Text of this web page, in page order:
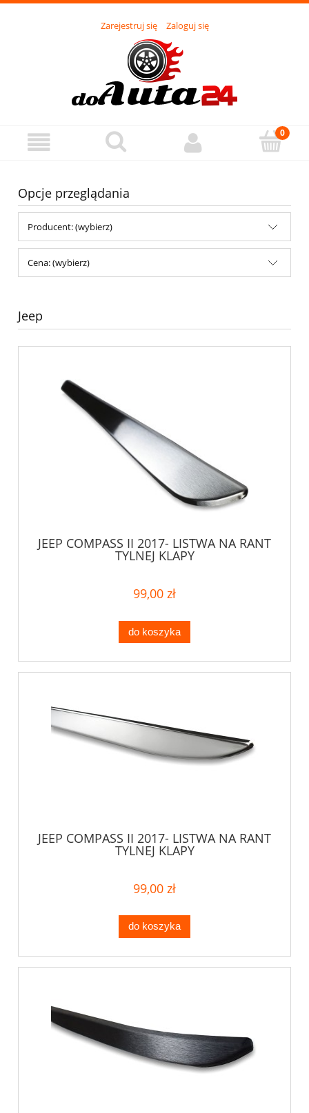
Zarejestruj się Zaloguj się
Opcje przeglądania
Producent: (wybierz)
Cena: (wybierz)
Jeep
JEEP COMPASS II 2017- LISTWA NA RANT
TYLNEJ KLAPY
99,00 zł
do koszyka
JEEP COMPASS II 2017- LISTWA NA RANT
TYLNEJ KLAPY
99,00 zł
do koszyka